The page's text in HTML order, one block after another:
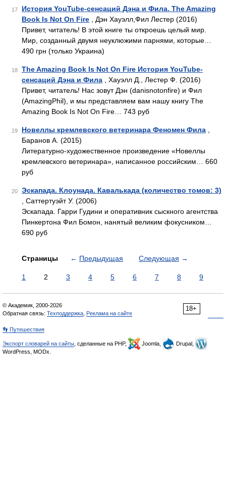
17
История YouTube-сенсаций Дэна и Фила. The Amazing
Book Is Not On Fire , Дэн Хауэлл,Фил Лестер (2016)
Привет, читатель! В этой книге ты откроешь целый мир.
Мир, созданный двумя неуклюжими парнями, которые…
490 грн (только Украина)
18
The Amazing Book Is Not On Fire История YouTube-
сенсаций Дэна и Фила , Хауэлл Д., Лестер Ф. (2016)
Привет, читатель! Нас зовут Дэн (danisnotonfire) и Фил
(AmazingPhil), и мы представляем вам нашу книгу The
Amazing Book Is Not On Fire… 743 руб
19 Новеллы кремлевского ветеринара Феномен Фила
Баранов А. (2015)
Литературно-художественное произведение «Новеллы
кремлевского ветеринара», написанное российским… 660
руб
20
Эскапада. Клоунада. Кавалькада (количество томов: 3)
, Саттертуэйт У. (2006)
Эскапада. Гарри Гудини и оперативник сыскного агентства
Пинкертона Фил Бомон, нанятый великим фокусником…
690 руб
Страницы ← Предыдущая Следующая →
1 2 3 4 5 6 7 8 9
18+
© Академик, 2000-2026
Обратная связь: Техподдержка Реклама на сайте
👣 Путешествия
Экспорт словарей на сайты , сделанные на PHP, Joomla,
Drupal,
WordPress, MODx.